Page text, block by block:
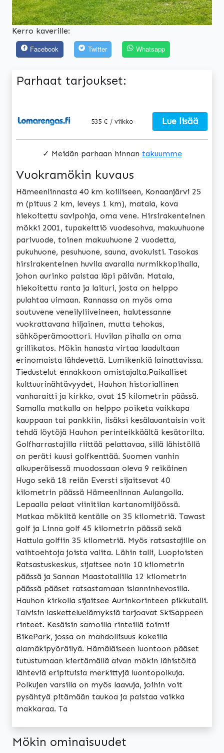
Kerro kaverille:
Facebook
Twitter Whatsapp
Parhaat tarjoukset:
535 € / viikko Lue lisää
✓ Meidän parhaan hinnan takuumme
Vuokramökin kuvaus
Hämeenlinnasta 40 km koilliseen, Konaanjärvi 25
m (pituus 2 km, leveys 1 km), matala, kova
hiekoitettu savipohja, oma vene. Hirsirakenteinen
mökki 2001, tupakeittiö vuodesohva, makuuhuone
parivuode, toinen makuuhuone 2 vuodetta,
pukuhuone, pesuhuone, sauna, avokuisti. Tasokas
hirsirakenteinen huvila avaralla nurmikkopihalla,
johon aurinko paistaa läpi päivän. Matala,
hiekoitettu ranta ja laituri, josta on helppo
pulahtaa uimaan. Rannassa on myös oma
soutuvene veneilyliiveineen, halutessanne
vuokrattavana hiljainen, mutta tehokas,
sähköperämoottori. Huvilan pihalla on oma
grillikatos. Mökin hanasta virtaa laadultaan
erinomaista lähdevettä. Lumikenkiä lainattavissa.
Tiedustelut ennakkoon omistajalta.Paikalliset
kulttuurinähtävyydet, Hauhon historiallinen
vanharaitti ja kirkko, ovat 15 kilometrin päässä.
Samalla matkalla on helppo poiketa vaikkapa
kauppaan tai pankkiin, lisäksi kesälauantaisin voit
tehdä löytöjä Hauhon perinteikkäältä kesätorilta.
Golfharrastajilla riittää pelattavaa, sillä lähistöllä
on peräti kuusi golfkenttää. Suomen vanhin
alkuperäisessä muodossaan oleva 9 reikäinen
Hugo sekä 18 reiän Eversti sijaitsevat 40
kilometrin päässä Hämeenlinnan Aulangolla.
Lepaalla pelaat viinitilan kartanomiljöössä.
Matkaa mökiltä kentälle on 35 kilometriä. Tawast
golf ja Linna golf 45 kilometrin päässä sekä
Hattula golfiin 35 kilometriä. Myös ratsastajille on
vaihtoehtoja joista valita. Lähin talli, Luopioisten
Ratsastuskeskus, sijaitsee noin 10 kilometrin
päässä ja Sannan Maastotallilla 12 kilometrin
päässä pääset ratsastamaan islanninhevosilla.
Hauhon kirkolla sijaitsee Aurinkorinteen pikkutalli.
Talvisin lasketteluelämyksiä tarjoavat SkiSappeen
rinteet. Kesäisin samoilla rinteillä toimii
BikePark, jossa on mahdollisuus kokeilla
alamäkipyöräilyä. Hämäläiseen luontoon pääset
tutustumaan kiertämällä aivan mökin lähistöltä
lähteviä eripituisia merkittyjä luontopolkuja.
Polkujen varsilla on myös laavuja, joihin voit
pysähtyä pitämään taukoa ja paistaa vaikka
makkaraa. Ta
Mökin ominaisuudet